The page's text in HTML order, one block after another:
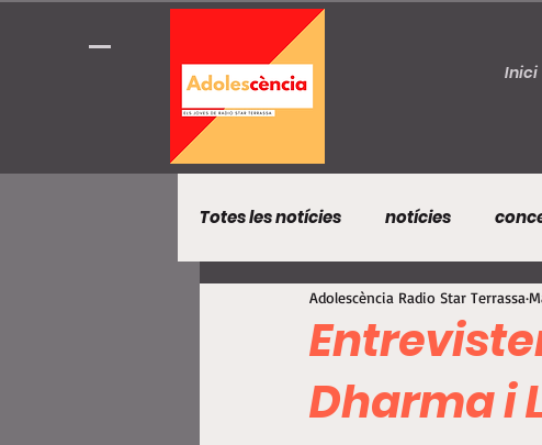
Inici
Totes les notícies notícies
Dharma i
Adolescència Radio Star Terrassa